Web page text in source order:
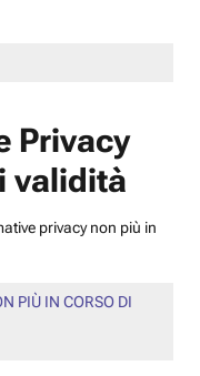
Privacy
validità
privacy non più in
PIÙ IN CORSO DI